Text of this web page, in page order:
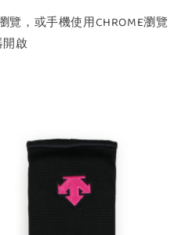
，或手機使用CHROME瀏覽
開啟